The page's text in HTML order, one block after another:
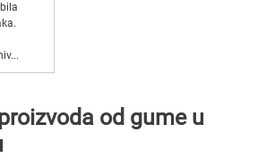
od gume u